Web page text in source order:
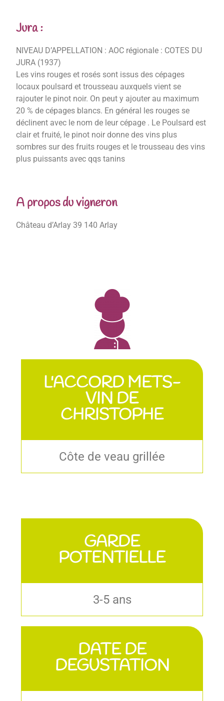
Jura :
NIVEAU D’APPELLATION : AOC régionale : COTES DU
JURA (1937)
Les vins rouges et rosés sont issus des cépages
locaux poulsard et trousseau auxquels vient se
rajouter le pinot noir. On peut y ajouter au maximum
20 % de cépages blancs. En général les rouges se
déclinent avec le nom de leur cépage . Le Poulsard est
clair et fruité, le pinot noir donne des vins plus
sombres sur des fruits rouges et le trousseau des vins
plus puissants avec qqs tanins
A propos du vigneron
Château d’Arlay 39 140 Arlay
L'ACCORD METS-
VIN DE
CHRISTOPHE
Côte de veau grillée
GARDE
POTENTIELLE
3-5 ans
DATE DE
DEGUSTATION